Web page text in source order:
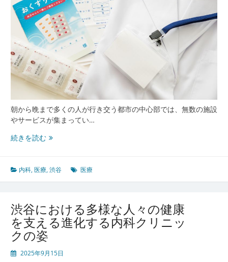
な
内
科
医
健
康
イ
フ
ラ
の
線
朝から晩まで多くの人が行き交う都市の中心部では、無数の施設
やサービスが集まってい…
続きを読む渋
市
生
を
支
え
る
進
内科,医療,渋谷 医療
渋谷における多様な人々の健康
を支える進化する内科クリニッ
クの姿
2025年9月15日